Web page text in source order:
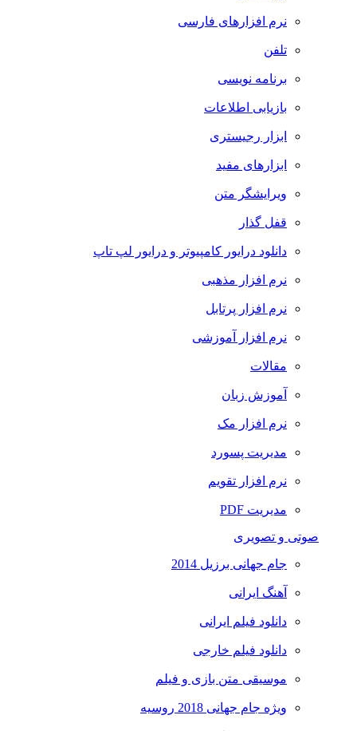
نرم افزارهای فارسی
تلفن
برنامه نویسی
بازیابی اطلاعات
ابزار رجیستری
ابزارهای مفید
ویرایشگر متن
قفل گذار
دانلود درایور کامپیوتر و درایور لپ تاپ
نرم افزار مذهبی
نرم افزار پرتابل
نرم افزار آموزشی
مقالات
آموزش زبان
نرم افزار مک
مدیریت پسورد
نرم افزار تقویم
مدیریت PDF
صوتی و تصویری
جام جهانی برزیل 2014
آهنگ ایرانی
دانلود فیلم ایرانی
دانلود فیلم خارجی
موسیقی متن بازی و فیلم
ویژه جام جهانی 2018 روسیه